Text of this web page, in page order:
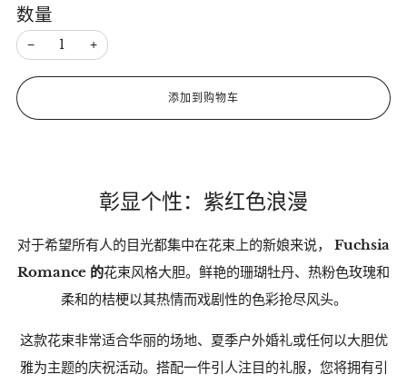
数量
− +
添加到购物车
彰显个性：紫红色浪漫
对于希望所有人的目光都集中在花束上的新娘来说， Fuchsia
Romance 的花束风格大胆。鲜艳的珊瑚牡丹、热粉色玫瑰和
柔和的桔梗以其热情而戏剧性的色彩抢尽风头。
这款花束非常适合华丽的场地、夏季户外婚礼或任何以大胆优
雅为主题的庆祝活动。搭配一件引人注目的礼服，您将拥有引